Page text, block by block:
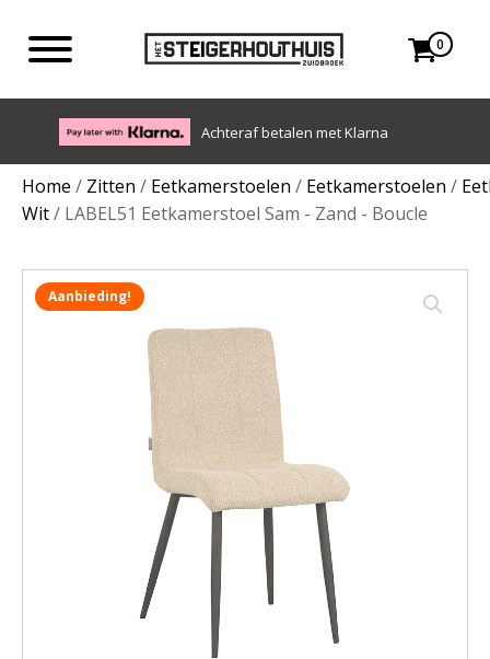
0
Eigen bezorgdienst in NL en BE. Afhalen ook mogelijk.
Home / Zitten / Eetkamerstoelen / Eetkamerstoelen /
Wit/ LABEL51 Eetkamerstoel Sam - Zand - Boucle
Aanbieding!